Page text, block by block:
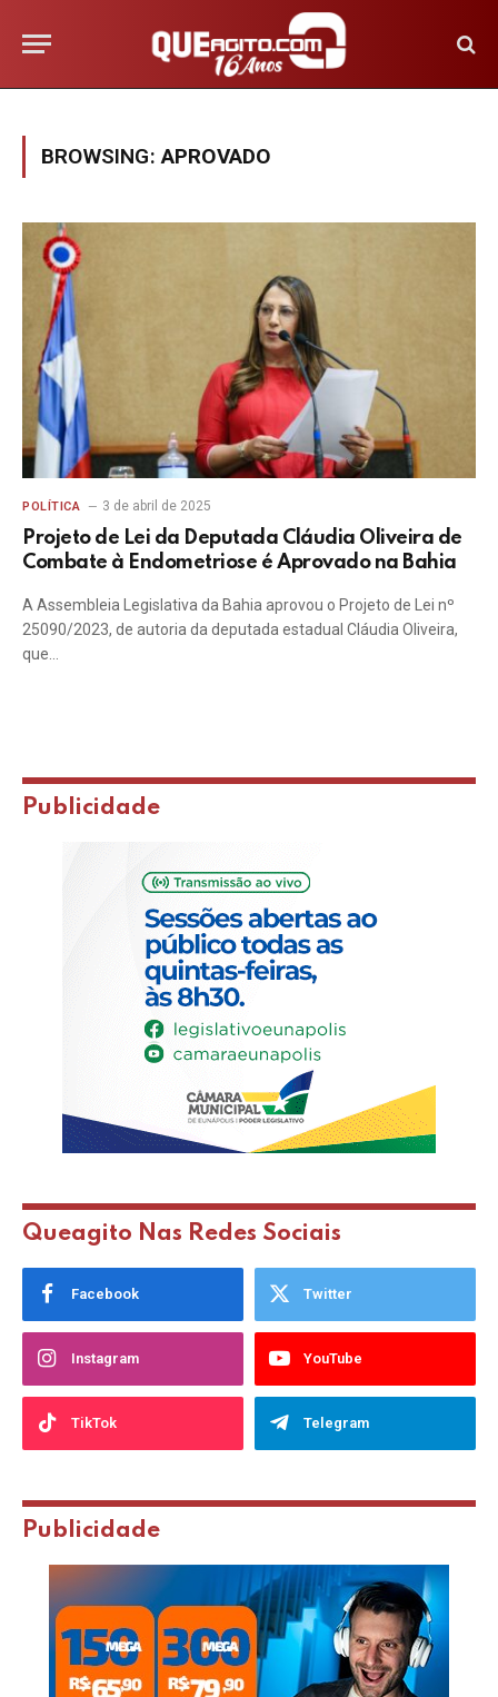
BROWSING:APROVADO
POLÍTICA 3 de abril de 2025
Projeto de Lei da Deputada Cláudia Oliveira de
Combate à Endometriose é Aprovado na Bahia
A Assembleia Legislativa da Bahia aprovou o Projeto de Lei nº
25090/2023, de autoria da deputada estadual Cláudia Oliveira,
que…
Publicidade
Queagito Nas Redes Sociais
Facebook Twitter
Instagram YouTube
TikTok Telegram
Publicidade